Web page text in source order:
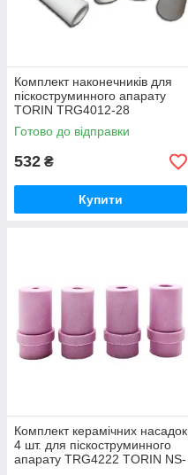
Комплект наконечників для
піскоструминного апарату
TORIN TRG4012-28
Готово до відправки
532 ₴
Купити
Комплект керамічних насадок
4 шт. для піскоструминного
апарату TRG4222 TORIN NS-